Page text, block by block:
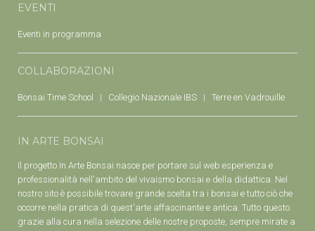
EVENTI
Eventi in programma
COLLABORAZIONI
Bonsai Time School Collegio Nazionale IBS Terre en Vadrouille
IN ARTE BONSAI
Il progetto In Arte Bonsai nasce per portare sul web esperienza e
professionalità nell'ambito del vivaismo bonsai e della didattica. Nel
nostro sito è possibile trovare grande scelta tra i bonsai e tutto ciò che
occorre nella pratica di quest'arte affascinante e antica. Tutto questo
grazie alla cura nella selezione delle nostre proposte, sempre mirate a